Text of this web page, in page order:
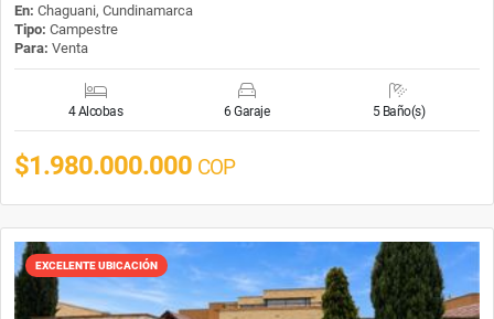
En: Chaguani, Cundinamarca
Tipo: Campestre
Para: Venta
4 Alcobas 6 Garaje 5 Baño(s)
$1.980.000.000 COP
EXCELENTE UBICACIÓN